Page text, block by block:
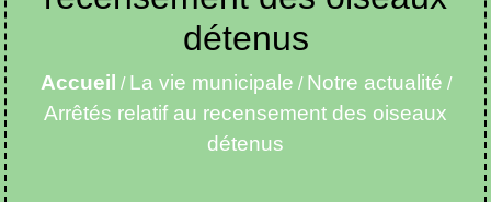
détenus
Accueil / La vie municipale / Notre actualité /
Arrêtés relatif au recensement des oiseaux
détenus